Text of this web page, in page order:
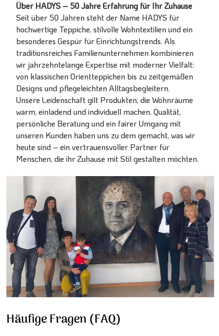
Über HADYS – 50 Jahre Erfahrung für Ihr Zuhause
Seit über 50 Jahren steht der Name HADYS für
hochwertige Teppiche, stilvolle Wohntextilien und ein
besonderes Gespür für Einrichtungstrends. Als
traditionsreiches Familienunternehmen kombinieren
wir jahrzehntelange Expertise mit moderner Vielfalt:
von klassischen Orientteppichen bis zu zeitgemäßen
Designs und pflegeleichten Alltagsbegleitern.
Unsere Leidenschaft gilt Produkten, die Wohnräume
warm, einladend und individuell machen. Qualität,
persönliche Beratung und ein fairer Umgang mit
unseren Kunden haben uns zu dem gemacht, was wir
heute sind – ein vertrauensvoller Partner für
Menschen, die ihr Zuhause mit Stil gestalten möchten.
Häufige Fragen (FAQ)